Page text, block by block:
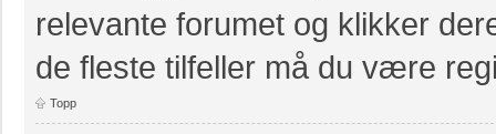
relevante forumet og klikker
de fleste tilfeller må du være
Topp